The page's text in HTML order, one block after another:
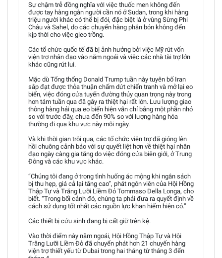
Sự chậm trễ đồng nghĩa với việc thuốc men không đến
được tay hàng ngàn người cần nó ở Sudan, trong khi hàng
triệu người khác có thể bị đói, đặc biệt là ở vùng Sừng Phi
Châu và Sahel, do các chuyến hàng phân bón không đến
kịp thời cho việc gieo trồng.
Các tổ chức quốc tế đã bị ảnh hưởng bởi việc Mỹ rút vốn
viện trợ nhân đạo vào năm ngoái và việc các nhà tài trợ lớn
khác cũng rút lui.
Mặc dù Tổng thống Donald Trump tuần này tuyên bố Iran
sắp đạt được thỏa thuận chấm dứt chiến tranh và mở lại eo
biển, việc đóng cửa tuyến đường thủy quan trọng này trong
hơn tám tuần qua đã gây ra thiệt hại rất lớn. Lưu lượng giao
thông hàng hải qua eo biển hiện vẫn chỉ bằng một phần nhỏ
so với trước đây, chưa đến 90% so với lượng hàng hóa
thường đi qua khu vực này mỗi ngày.
Và khi thời gian trôi qua, các tổ chức viện trợ đã gióng lên
hồi chuông cảnh báo với sự quyết liệt hơn về thiệt hại nhân
đạo ngày càng gia tăng do việc đóng cửa biên giới, ở Trung
Đông và các khu vực khác.
“Chúng tôi đang ở trong tình huống ác mộng khi ngân sách
bị thu hẹp, giá cả lại tăng cao”, phát ngôn viên của Hội Hồng
Thập Tự và Trăng Lưỡi Liềm Đỏ Tommaso Della Longa, cho
biết. “Trong bối cảnh đó, chúng ta phải đưa ra quyết định về
cách sử dụng tốt nhất các nguồn lực khan hiếm hiện có.”
Các thiết bị cứu sinh đang bị cất giữ trên kệ.
Vào thời điểm này năm ngoái, Hội Hồng Thập Tự và Hội
Trăng Lưỡi Liềm Đỏ đã chuyển phát hơn 21 chuyến hàng
viện trợ thiết yếu từ Dubai trong hai tháng từ tháng 3 đến